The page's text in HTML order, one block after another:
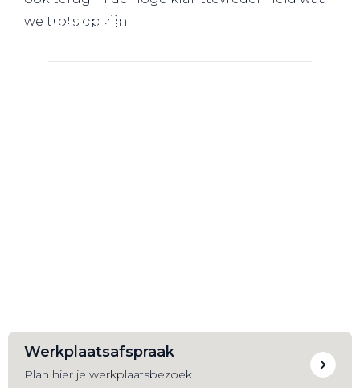
Werkplaatsafspraak
we trots op zijn.
Werkplaatsafspraak
Plan hier je werkplaatsbezoek